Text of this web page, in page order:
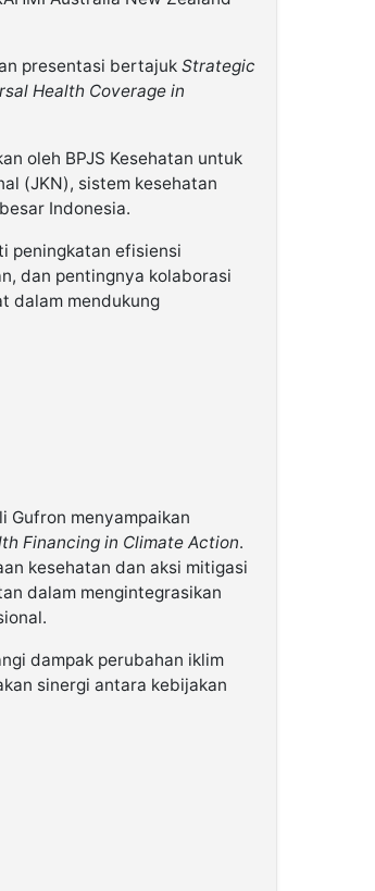
presentasi bertajuk Strategic
Health Coverage in
oleh BPJS Kesehatan untuk
(JKN), sistem kesehatan
Indonesia.
peningkatan efisiensi
dan pentingnya kolaborasi
dalam mendukung
Gufron menyampaikan
Financing in Climate Action.
kesehatan dan aksi mitigasi
dalam mengintegrasikan
dampak perubahan iklim
sinergi antara kebijakan